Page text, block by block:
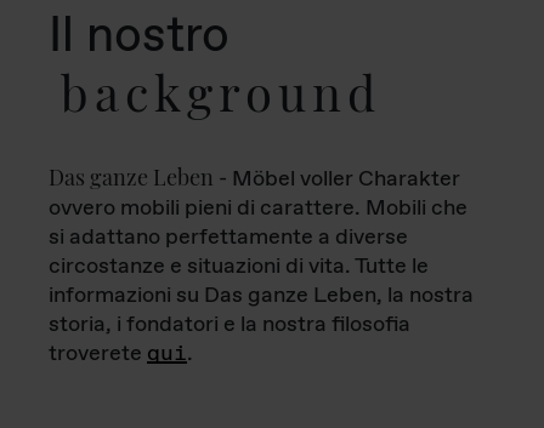
Il nostro
background
Das ganze Leben - Möbel voller Charakter
ovvero mobili pieni di carattere. Mobili che
si adattano perfettamente a diverse
circostanze e situazioni di vita. Tutte le
informazioni su Das ganze Leben, la nostra
storia, i fondatori e la nostra filosofia
troverete qui.